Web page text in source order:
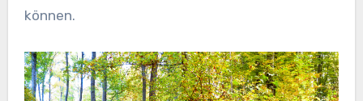
können.